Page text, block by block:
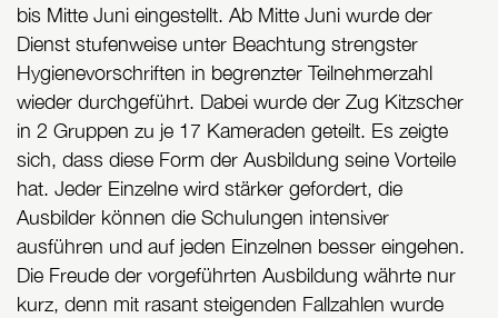
bis Mitte Juni eingestellt. Ab Mitte Juni wurde der
Dienst stufenweise unter Beachtung strengster
Hygienevorschriften in begrenzter Teilnehmerzahl
wieder durchgeführt. Dabei wurde der Zug Kitzscher
in 2 Gruppen zu je 17 Kameraden geteilt. Es zeigte
sich, dass diese Form der Ausbildung seine Vorteile
hat. Jeder Einzelne wird stärker gefordert, die
Ausbilder können die Schulungen intensiver
ausführen und auf jeden Einzelnen besser eingehen.
Die Freude der vorgeführten Ausbildung währte nur
kurz, denn mit rasant steigenden Fallzahlen wurde